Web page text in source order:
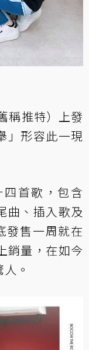
稱推特）上發
」形容此一現
四首歌，包含
曲、插入歌及
發售一周就在
銷量，在如今
。